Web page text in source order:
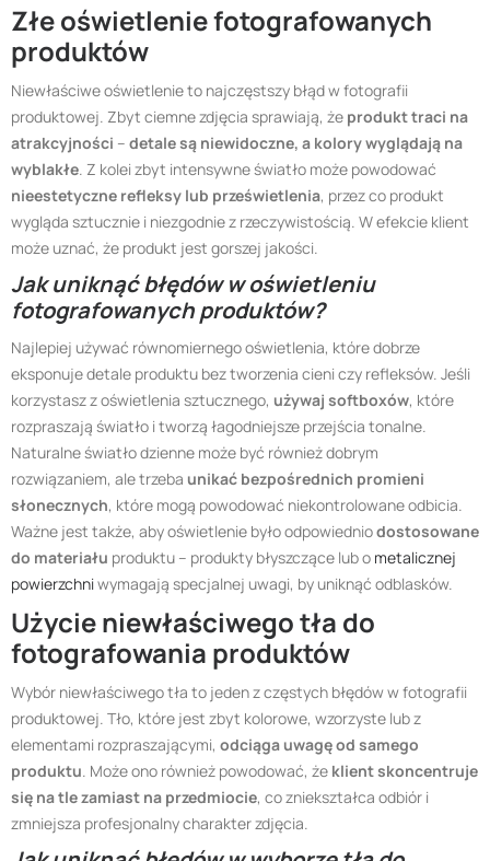
Złe oświetlenie fotografowanych
produktów
Niewłaściwe oświetlenie to najczęstszy błąd w fotografii
produktowej. Zbyt ciemne zdjęcia sprawiają, że produkt traci na
atrakcyjności – detale są niewidoczne, a kolory wyglądają na
wyblakłe. Z kolei zbyt intensywne światło może powodować
nieestetyczne refleksy lub prześwietlenia, przez co produkt
wygląda sztucznie i niezgodnie z rzeczywistością. W efekcie klient
może uznać, że produkt jest gorszej jakości.
Jak uniknąć błędów w oświetleniu
fotografowanych produktów?
Najlepiej używać równomiernego oświetlenia, które dobrze
eksponuje detale produktu bez tworzenia cieni czy refleksów. Jeśli
korzystasz z oświetlenia sztucznego, używaj softboxów, które
rozpraszają światło i tworzą łagodniejsze przejścia tonalne.
Naturalne światło dzienne może być również dobrym
rozwiązaniem, ale trzeba unikać bezpośrednich promieni
słonecznych, które mogą powodować niekontrolowane odbicia.
Ważne jest także, aby oświetlenie było odpowiedniodostosowane
do materiału produktu – produkty błyszczące lub o metalicznej
powierzchniwymagają specjalnej uwagi, by uniknąć odblasków.
Użycie niewłaściwego tła do
fotografowania produktów
Wybór niewłaściwego tła to jeden z częstych błędów w fotografii
produktowej. Tło, które jest zbyt kolorowe, wzorzyste lub z
elementami rozpraszającymi, odciąga uwagę od samego
produktu. Może ono również powodować, że klient skoncentruje
się na tle zamiast na przedmiocie, co zniekształca odbiór i
zmniejsza profesjonalny charakter zdjęcia.